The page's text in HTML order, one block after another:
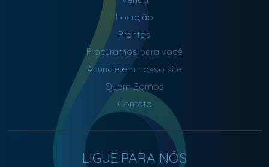
Locação
Prontos
Procuramos para você
Anuncie em nosso site
Quem Somos
Contato
LIGUE PARA NÓS